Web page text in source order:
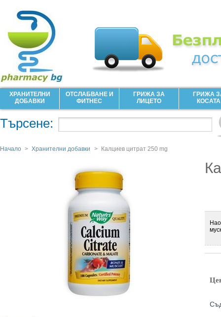
ХРАНИТЕЛНИ
ДОБАВКИ
ОТСЛАБВАНЕ И
ФИТНЕС
ГРИЖА ЗА
ЛИЦЕТО
ГРИЖА
КОСАТА
Търсене:
Начало > Хранителни добавки > Калциев цитрат 250 mg